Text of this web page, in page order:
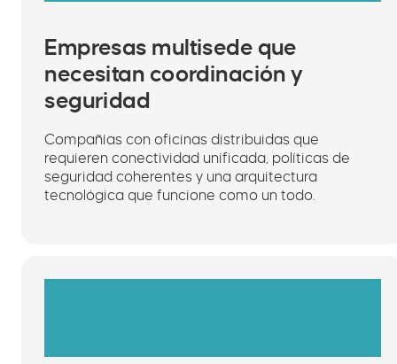
Empresas multisede que
necesitan coordinación y
seguridad
Compañías con oficinas distribuidas que
requieren conectividad unificada, políticas de
seguridad coherentes y una arquitectura
tecnológica que funcione como un todo.